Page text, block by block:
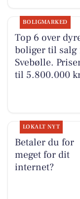
BOLIGMARKED
Top 6 over
boliger til salg
Svebølle.
til 5.800.000
LOKALT NYT
Betaler du for
meget for dit
internet?